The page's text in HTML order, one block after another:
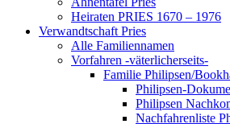
Heiraten PRIES 1670 – 1976
Verwandtschaft Pries
Alle Familiennamen
Vorfahren -väterlicherseits-
Familie Philipsen/
Philipsen-
Philipsen
Nachfahrenliste